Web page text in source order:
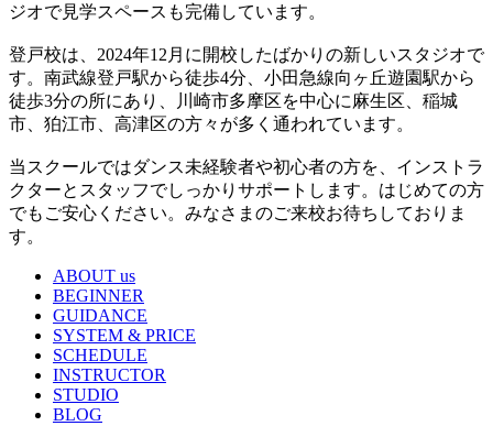
ジオで見学スペースも完備しています。
登戸校は、2024年12月に開校したばかりの新しいスタジオで
す。南武線登戸駅から徒歩4分、小田急線向ヶ丘遊園駅から
徒歩3分の所にあり、川崎市多摩区を中心に麻生区、稲城
市、狛江市、高津区の方々が多く通われています。
当スクールではダンス未経験者や初心者の方を、インストラ
クターとスタッフでしっかりサポートします。はじめての方
でもご安心ください。みなさまのご来校お待ちしておりま
す。
ABOUT us
BEGINNER
GUIDANCE
SYSTEM & PRICE
SCHEDULE
INSTRUCTOR
STUDIO
BLOG